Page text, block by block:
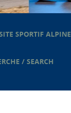
SPORTIF ALPINE
/ SEARCH